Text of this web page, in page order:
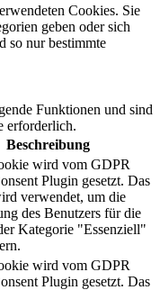
Cookies. Sie
geben oder sich
so nur bestimmte
Funktionen und sind
erforderlich.
Beschreibung
wird vom GDPR
Plugin gesetzt. Das
verwendet, um die
des Benutzers für die
Kategorie "Essenziell"
wird vom GDPR
Plugin gesetzt. Das